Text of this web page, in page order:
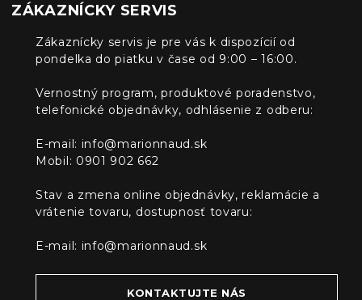
ZÁKAZNÍCKY SERVIS
Zákaznícky servis je pre vás k dispozícií od
pondelka do piatku v čase od 9:00 – 16:00.
Vernostný program, produktové poradenstvo,
telefonické objednávky, odhlásenie z odberu:
E-mail: info@marionnaud.sk
Mobil: 0901 902 662
Stav a zmena online objednávky, reklamácie a
vrátenie tovaru, dostupnosť tovaru:
E-mail: info@marionnaud.sk
KONTAKTUJTE NÁS